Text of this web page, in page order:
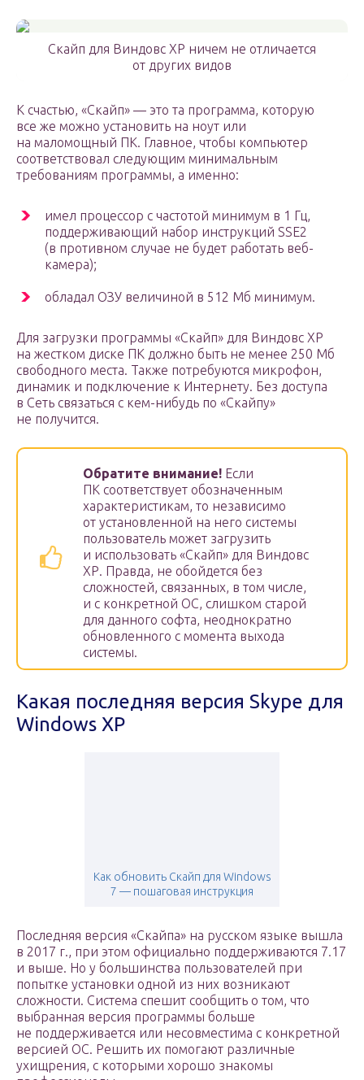
Скайп для Виндовс ХР ничем не отличается
от других видов
К счастью, «Скайп» — это та программа, которую
все же можно установить на ноут или
на маломощный ПК. Главное, чтобы компьютер
соответствовал следующим минимальным
требованиям программы, а именно:
имел процессор с частотой минимум в 1 Гц,
поддерживающий набор инструкций SSE2
(в противном случае не будет работать веб-
камера);
обладал ОЗУ величиной в 512 Мб минимум.
Для загрузки программы «Скайп» для Виндовс ХР
на жестком диске ПК должно быть не менее 250 Мб
свободного места. Также потребуются микрофон,
динамик и подключение к Интернету. Без доступа
в Сеть связаться с кем-нибудь по «Скайпу»
не получится.
Обратите внимание! Если
ПК соответствует обозначенным
характеристикам, то независимо
от установленной на него системы
пользователь может загрузить
и использовать «Скайп» для Виндовс
ХР. Правда, не обойдется без
сложностей, связанных, в том числе,
и с конкретной ОС, слишком старой
для данного софта, неоднократно
обновленного с момента выхода
системы.
Какая последняя версия Skype для
Windows XP
Как обновить Скайп для Windows
7 — пошаговая инструкция
Последняя версия «Скайпа» на русском языке вышла
в 2017 г., при этом официально поддерживаются 7.17
и выше. Но у большинства пользователей при
попытке установки одной из них возникают
сложности. Система спешит сообщить о том, что
выбранная версия программы больше
не поддерживается или несовместима с конкретной
версией ОС. Решить их помогают различные
ухищрения, с которыми хорошо знакомы